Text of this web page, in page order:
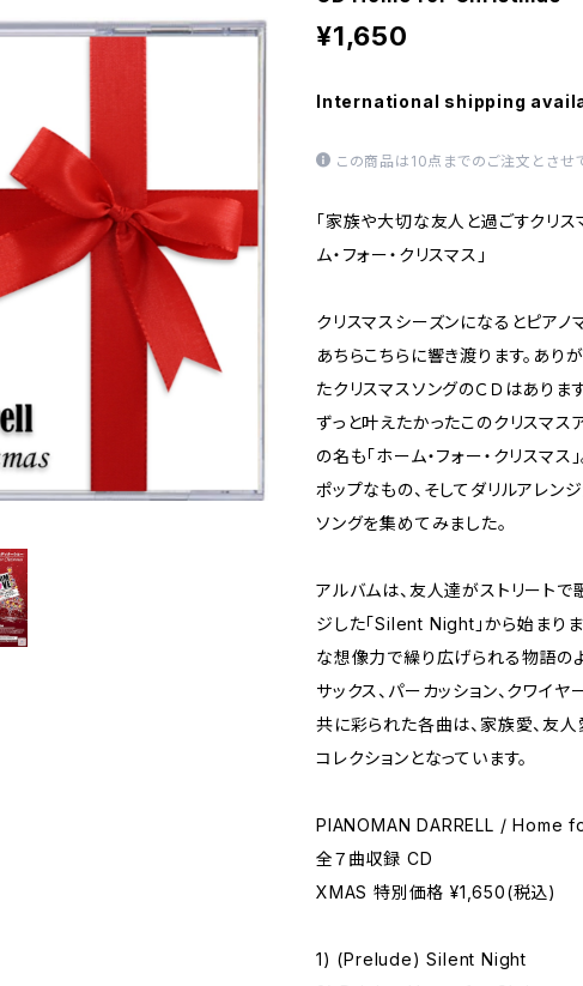
¥1,650
International shipping
この商品は10点までのご注文とさせ
「家族や大切な友人と過ごすクリス
ム・フォー・クリスマス」
クリスマスシーズンになるとピア
あちらこちらに響き渡ります。あり
たクリスマスソングのＣＤはありま
ずっと叶えたかったこのクリスマス
の名も「ホーム・フォー・クリスマ
ポップなもの、そしてダリルアレン
ソングを集めてみました。
アルバムは、友人達がストリートで
ジした「Silent Night」から始まり
な想像力で繰り広げられる物語の
サックス、パーカッション、クワイ
共に彩られた各曲は、家族愛、友
コレクションとなっています。
PIANOMAN DARRELL / Home
全７曲収録 CD
XMAS 特別価格 ¥1,650(税込)
1) (Prelude) Silent Night